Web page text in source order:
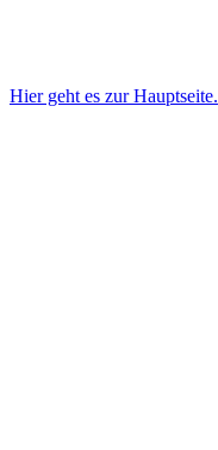
Hier geht es zur Hauptseite.